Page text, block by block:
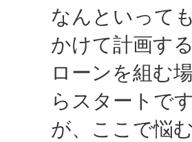
なんといって
かけて計画す
ローンを組む
らスタートで
が、ここで悩